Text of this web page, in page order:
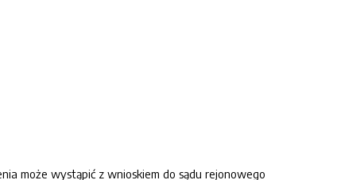
może wystąpić z wnioskiem do sądu rejonowego